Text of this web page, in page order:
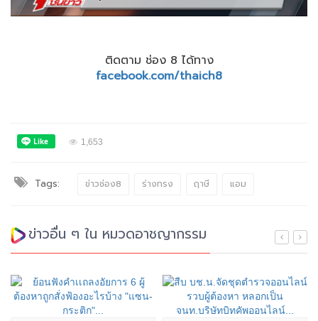
ติดตาม ช่อง 8 ได้ทาง
facebook.com/thaich8
1,653
Tags: ข่าวช่อง8 ร่างทรง ฤาษี แอม
ข่าวอื่น ๆ ใน หมวดอาชญากรรม